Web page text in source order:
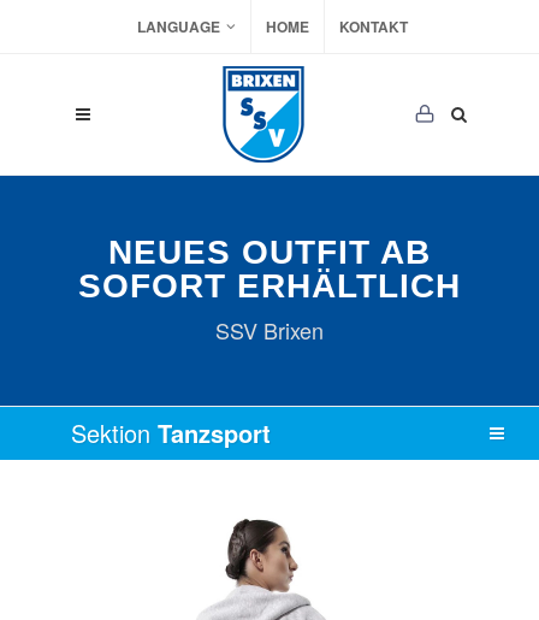
LANGUAGE HOME KONTAKT
NEUES OUTFIT AB
SOFORT ERHÄLTLICH
SSV Brixen
Sektion Tanzsport